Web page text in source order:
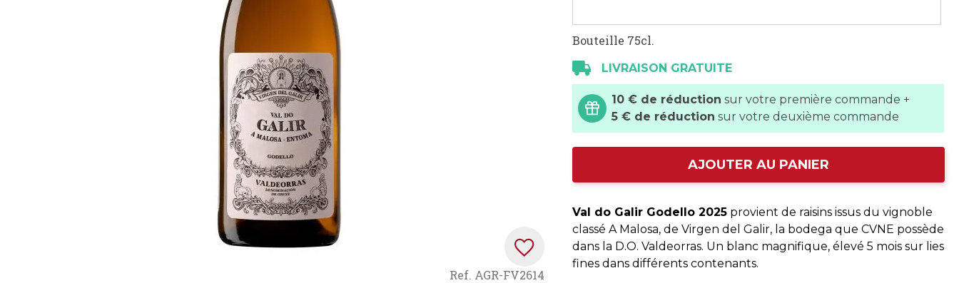
Ref. AGR-FV2614
Bouteille 75cl.
LIVRAISON GRATUITE
10 € de réduction sur votre première commande +
5 € de réduction sur votre deuxième commande
AJOUTER AU PANIER
Val do Galir Godello 2025 provient de raisins issus du vignoble
classé A Malosa, de Virgen del Galir, la bodega que CVNE possède
dans la D.O. Valdeorras. Un blanc magnifique, élevé 5 mois sur lies
fines dans différents contenants.